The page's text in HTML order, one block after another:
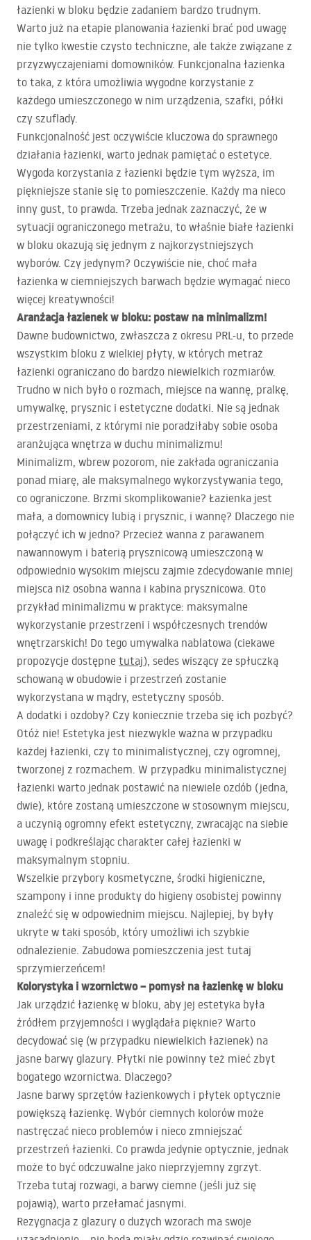
łazienki w bloku będzie zadaniem bardzo trudnym.
Warto już na etapie planowania łazienki brać pod uwagę
nie tylko kwestie czysto techniczne, ale także związane z
przyzwyczajeniami domowników. Funkcjonalna łazienka
to taka, z która umożliwia wygodne korzystanie z
każdego umieszczonego w nim urządzenia, szafki, półki
czy szuflady.
Funkcjonalność jest oczywiście kluczowa do sprawnego
działania łazienki, warto jednak pamiętać o estetyce.
Wygoda korzystania z łazienki będzie tym wyższa, im
piękniejsze stanie się to pomieszczenie. Każdy ma nieco
inny gust, to prawda. Trzeba jednak zaznaczyć, że w
sytuacji ograniczonego metrażu, to właśnie białe łazienki
w bloku okazują się jednym z najkorzystniejszych
wyborów. Czy jedynym? Oczywiście nie, choć mała
łazienka w ciemniejszych barwach będzie wymagać nieco
więcej kreatywności!
Aranżacja łazienek w bloku: postaw na minimalizm!
Dawne budownictwo, zwłaszcza z okresu PRL-u, to przede
wszystkim bloku z wielkiej płyty, w których metraż
łazienki ograniczano do bardzo niewielkich rozmiarów.
Trudno w nich było o rozmach, miejsce na wannę, pralkę,
umywalkę, prysznic i estetyczne dodatki. Nie są jednak
przestrzeniami, z którymi nie poradziłaby sobie osoba
aranżująca wnętrza w duchu minimalizmu!
Minimalizm, wbrew pozorom, nie zakłada ograniczania
ponad miarę, ale maksymalnego wykorzystywania tego,
co ograniczone. Brzmi skomplikowanie? Łazienka jest
mała, a domownicy lubią i prysznic, i wannę? Dlaczego nie
połączyć ich w jedno? Przecież wanna z parawanem
nawannowym i baterią prysznicową umieszczoną w
odpowiednio wysokim miejscu zajmie zdecydowanie mniej
miejsca niż osobna wanna i kabina prysznicowa. Oto
przykład minimalizmu w praktyce: maksymalne
wykorzystanie przestrzeni i współczesnych trendów
wnętrzarskich! Do tego umywalka nablatowa (ciekawe
propozycje dostępne tutaj), sedes wiszący ze spłuczką
schowaną w obudowie i przestrzeń zostanie
wykorzystana w mądry, estetyczny sposób.
A dodatki i ozdoby? Czy koniecznie trzeba się ich pozbyć?
Otóż nie! Estetyka jest niezwykle ważna w przypadku
każdej łazienki, czy to minimalistycznej, czy ogromnej,
tworzonej z rozmachem. W przypadku minimalistycznej
łazienki warto jednak postawić na niewiele ozdób (jedna,
dwie), które zostaną umieszczone w stosownym miejscu,
a uczynią ogromny efekt estetyczny, zwracając na siebie
uwagę i podkreślając charakter całej łazienki w
maksymalnym stopniu.
Wszelkie przybory kosmetyczne, środki higieniczne,
szampony i inne produkty do higieny osobistej powinny
znaleźć się w odpowiednim miejscu. Najlepiej, by były
ukryte w taki sposób, który umożliwi ich szybkie
odnalezienie. Zabudowa pomieszczenia jest tutaj
sprzymierzeńcem!
Kolorystyka i wzornictwo – pomysł na łazienkę w bloku
Jak urządzić łazienkę w bloku, aby jej estetyka była
źródłem przyjemności i wyglądała pięknie? Warto
decydować się (w przypadku niewielkich łazienek) na
jasne barwy glazury. Płytki nie powinny też mieć zbyt
bogatego wzornictwa. Dlaczego?
Jasne barwy sprzętów łazienkowych i płytek optycznie
powiększą łazienkę. Wybór ciemnych kolorów może
nastręczać nieco problemów i nieco zmniejszać
przestrzeń łazienki. Co prawda jedynie optycznie, jednak
może to być odczuwalne jako nieprzyjemny zgrzyt.
Trzeba tutaj rozwagi, a barwy ciemne (jeśli już się
pojawią), warto przełamać jasnymi.
Rezygnacja z glazury o dużych wzorach ma swoje